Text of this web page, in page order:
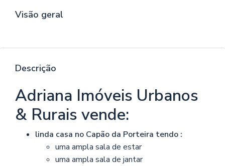
Visão geral
Descrição
Adriana Imóveis Urbanos
& Rurais vende:
linda casa no Capão da Porteira tendo :
uma ampla sala de estar
uma ampla sala de jantar